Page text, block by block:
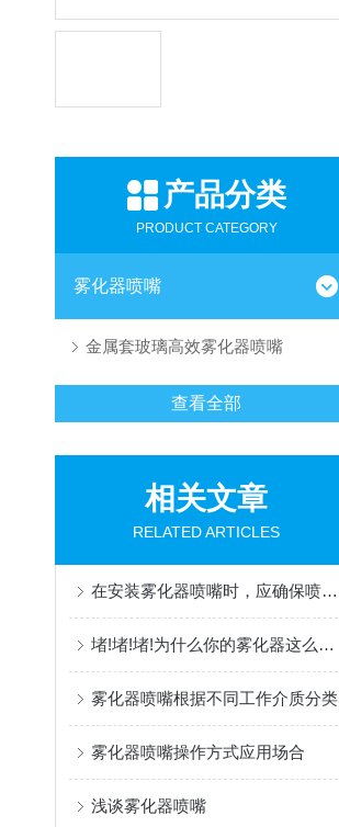
产品分类
PRODUCT CATEGORY
雾化器喷嘴
金属套玻璃高效雾化器喷嘴
查看全部
相关文章
RELATED ARTICLES
在安装雾化器喷嘴时，应确保喷嘴与系统的连接紧密可靠
堵!堵!堵!为什么你的雾化器这么容易堵？
雾化器喷嘴根据不同工作介质分类
雾化器喷嘴操作方式应用场合
浅谈雾化器喷嘴